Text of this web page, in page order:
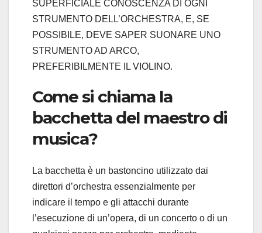
SUPERFICIALE CONOSCENZA DI OGNI
STRUMENTO DELL’ORCHESTRA, E, SE
POSSIBILE, DEVE SAPER SUONARE UNO
STRUMENTO AD ARCO,
PREFERIBILMENTE IL VIOLINO.
Come si chiama la
bacchetta del maestro di
musica?
La bacchetta è un bastoncino utilizzato dai
direttori d’orchestra essenzialmente per
indicare il tempo e gli attacchi durante
l’esecuzione di un’opera, di un concerto o di un